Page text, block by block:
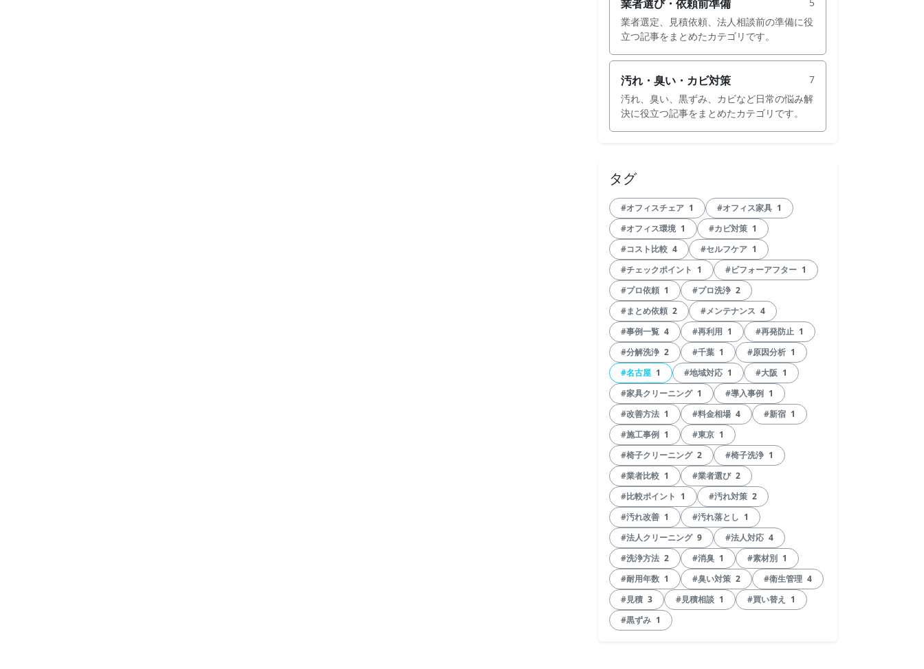
業者選び・依頼前準備
業者選定、見積依頼、法人相談前の準備に役
立つ記事をまとめたカテゴリです。
汚れ・臭い・カビ対策
7
汚れ、臭い、黒ずみ、カビなど日常の悩み解
決に役立つ記事をまとめたカテゴリです。
タグ
#オフィスチェア 1 #オフィス家具 1
#オフィス環境 1 #カビ対策 1
#コスト比較 4 #セルフケア 1
#チェックポイント 1 #ビフォーアフター 1
#プロ依頼 1 #プロ洗浄 2
#まとめ依頼 2 #メンテナンス 4
#事例一覧 4 #再利用 1 #再発防止 1
#分解洗浄 2 #千葉 1 #原因分析 1
#名古屋 1 #地域対応 1 #大阪 1
#家具クリーニング 1 #導入事例 1
#改善方法 1 #料金相場 4 #新宿 1
#施工事例 1 #東京 1
#椅子クリーニング 2 #椅子洗浄 1
#業者比較 1 #業者選び 2
#比較ポイント 1 #汚れ対策 2
#汚れ改善 1 #汚れ落とし 1
#法人クリーニング 9 #法人対応 4
#洗浄方法 2 #消臭 1 #素材別 1
#耐用年数 1 #臭い対策 2 #衛生管理 4
#見積 3 #見積相談 1 #買い替え
1
#黒ずみ 1